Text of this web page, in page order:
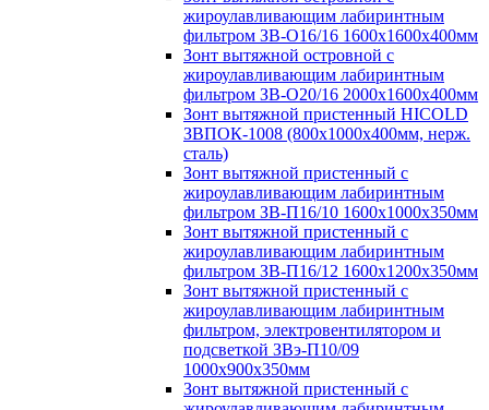
жироулавливающим лабиринтным
фильтром ЗВ-О16/16 1600х1600х400мм
Зонт вытяжной островной с
жироулавливающим лабиринтным
фильтром ЗВ-О20/16 2000х1600х400мм
Зонт вытяжной пристенный HICOLD
ЗВПОК-1008 (800х1000х400мм, нерж.
сталь)
Зонт вытяжной пристенный с
жироулавливающим лабиринтным
фильтром ЗВ-П16/10 1600х1000х350мм
Зонт вытяжной пристенный с
жироулавливающим лабиринтным
фильтром ЗВ-П16/12 1600х1200х350мм
Зонт вытяжной пристенный с
жироулавливающим лабиринтным
фильтром, электровентилятором и
подсветкой ЗВэ-П10/09
1000х900х350мм
Зонт вытяжной пристенный с